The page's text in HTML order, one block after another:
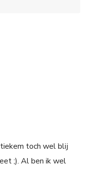
toch wel blij
;). Al ben ik wel